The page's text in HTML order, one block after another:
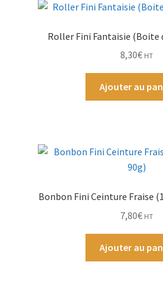
Roller Fini Fantaisie (Boite
8,30€ HT
Ajouter au
Bonbon Fini Ceinture Fraise
7,80€ HT
Ajouter au